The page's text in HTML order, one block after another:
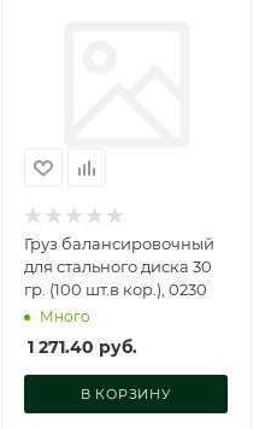
Груз балансировочный
для стального диска 30
гр. (100 шт.в кор.), 0230
Много
1 271.40 руб.
В КОРЗИНУ